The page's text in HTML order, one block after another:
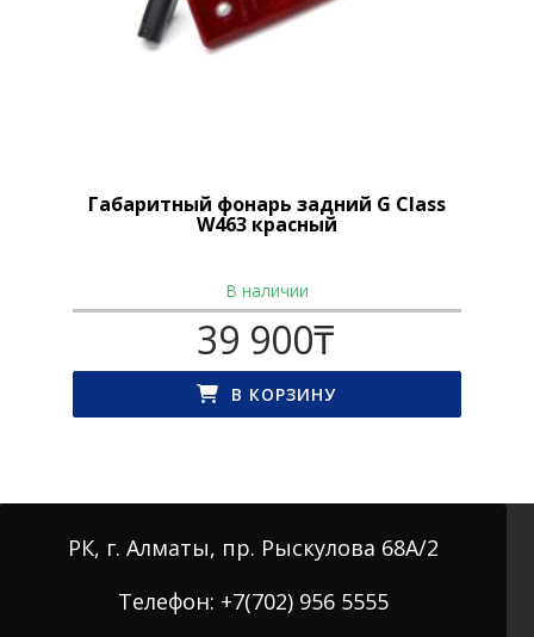
Габаритный фонарь задний G Class
W463 красный
В наличии
39 900₸
В КОРЗИНУ
РК, г. Алматы, пр. Рыскулова 68А/2
Телефон: +7(702) 956 5555